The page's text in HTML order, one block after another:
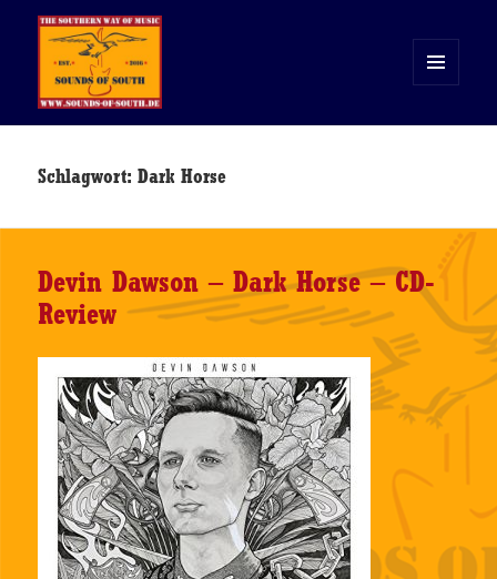
WIDGETS
Schlagwort:Dark Horse
Devin Dawson – Dark Horse – CD-
Review